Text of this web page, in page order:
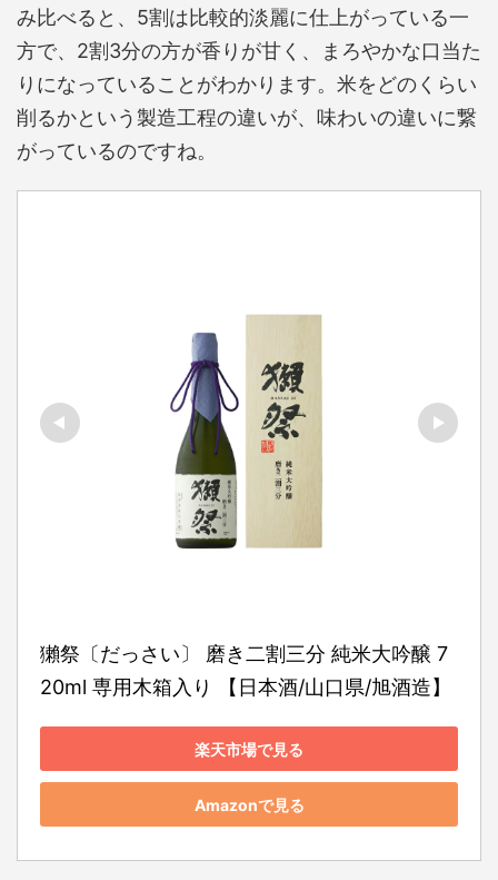
み比べると、5割は比較的淡麗に仕上がっている一
方で、2割3分の方が香りが甘く、まろやかな口当た
りになっていることがわかります。米をどのくらい
削るかという製造工程の違いが、味わいの違いに繋
がっているのですね。
獺祭〔だっさい〕 磨き二割三分 純米大吟醸 7
20ml 専用木箱入り 【日本酒/山口県/旭酒造】
楽天市場で見る
Amazonで見る